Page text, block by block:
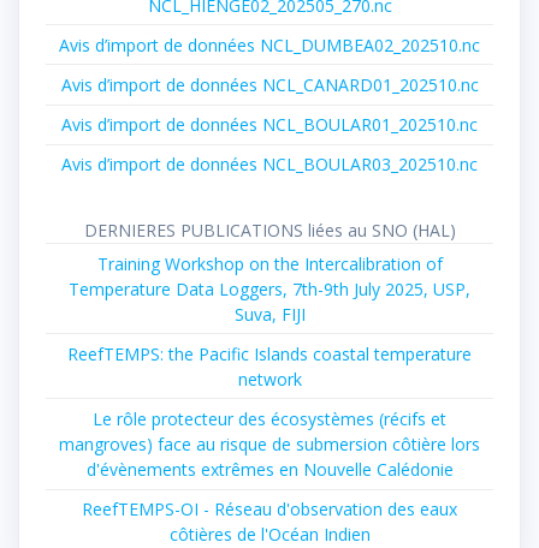
NCL_HIENGE02_202505_270.nc
Avis d’import de données NCL_DUMBEA02_202510.nc
Avis d’import de données NCL_CANARD01_202510.nc
Avis d’import de données NCL_BOULAR01_202510.nc
Avis d’import de données NCL_BOULAR03_202510.nc
DERNIERES PUBLICATIONS liées au SNO (HAL)
Training Workshop on the Intercalibration of
Temperature Data Loggers, 7th-9th July 2025, USP,
Suva, FIJI
ReefTEMPS: the Pacific Islands coastal temperature
network
Le rôle protecteur des écosystèmes (récifs et
mangroves) face au risque de submersion côtière lors
d'évènements extrêmes en Nouvelle Calédonie
ReefTEMPS-OI - Réseau d'observation des eaux
côtières de l'Océan Indien